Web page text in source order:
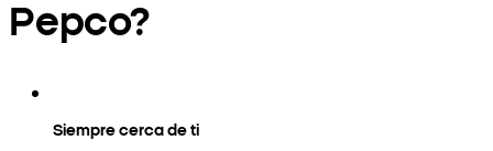
Pepco?
Siempre cerca de ti